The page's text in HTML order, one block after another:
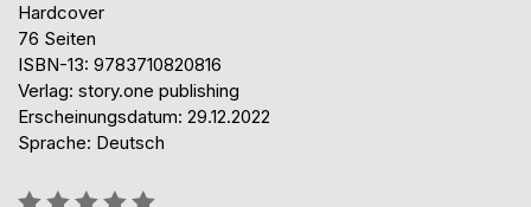
Hardcover
76 Seiten
ISBN-13: 9783710820816
Verlag: story.one publishing
Erscheinungsdatum: 29.12.2022
Sprache: Deutsch
Bewertung::